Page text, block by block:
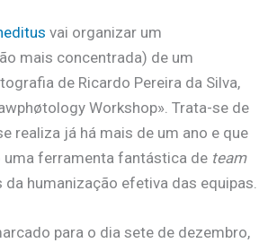
vai organizar um
mais concentrada) de um
de Ricardo Pereira da Silva,
Workshop». Trata-se de
realiza já há mais de um ano e que
uma ferramenta fantástica de team
da humanização efetiva das equipas.
para o dia sete de dezembro,